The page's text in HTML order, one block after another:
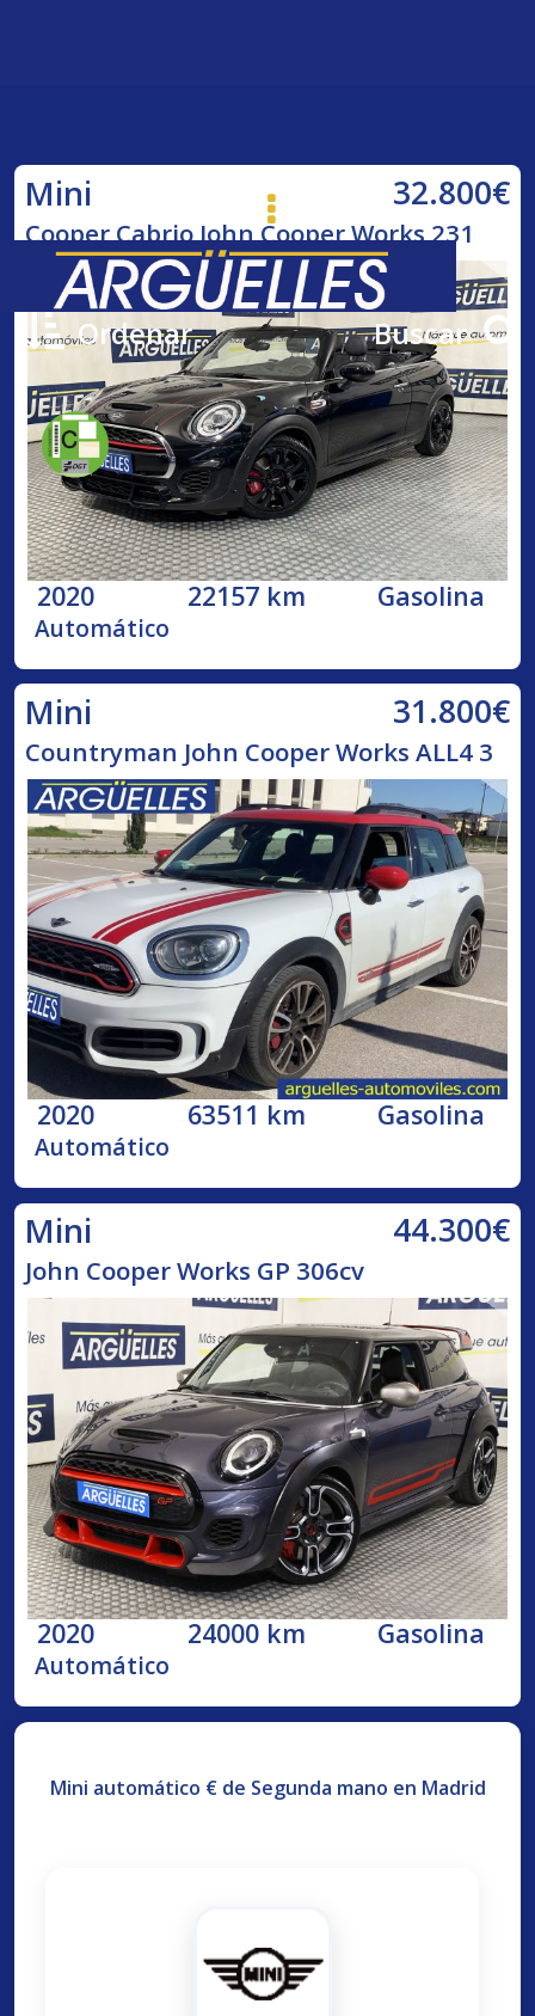
Ordenar Buscar
Mini 32.800€
Cooper Cabrio John Cooper Works 231
2020 22157 km Gasolina
Automático
Mini 31.800€
Countryman John Cooper Works ALL4 3
2020 63511 km Gasolina
Automático
Mini 44.300€
John Cooper Works GP 306cv
2020 24000 km Gasolina
Automático
Mini automático € de Segunda mano en Madrid